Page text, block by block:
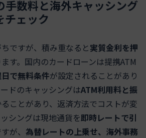
手数料と海外キャッシング
チェック
ですが、積み重なると実質金利を押
す。国内のカードローンは提携ATM
で無料条件が設定されることがあり
ドのキャッシングはATM利用料と振
ことがあり、返済方法でコストが変
シングは現地通貨を即時レートで引
が、 為替レートの上乗せ、海外事務